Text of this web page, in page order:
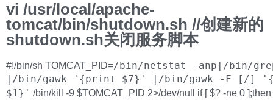
vi /usr/local/apache-
tomcat/bin/shutdown.sh //创建新的
shutdown.sh关闭服务脚本
#!/bin/sh TOMCAT_PID=/bin/netstat -anp|/bin/
|/bin/gawk '{print $7}' |/bin/gawk -F [/]
$1}' /bin/kill -9 $TOMCAT_PID 2>/dev/null if [ $? -ne 0